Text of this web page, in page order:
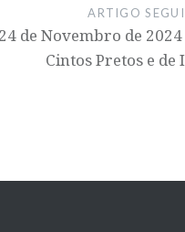
ARTIGO
de Novembro de
Cintos Pretos e